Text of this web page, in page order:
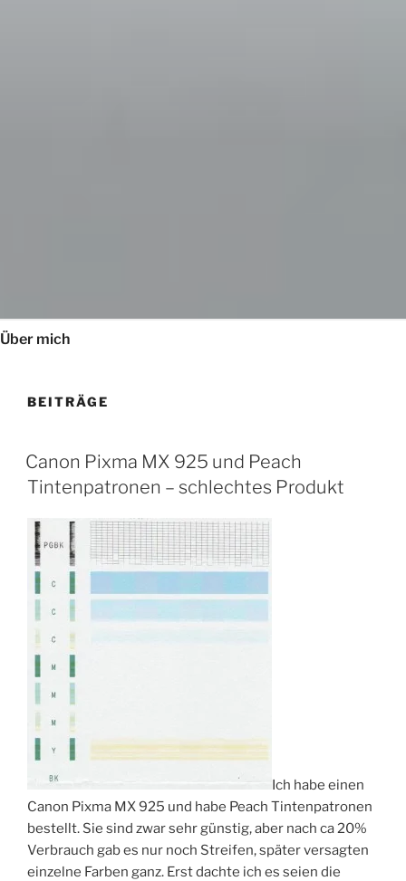
Über mich
BEITRÄGE
VERÖFFENTLICHT
AM
Canon Pixma MX 925 und Peach
Tintenpatronen – schlechtes Produkt
Ich habe einen
Canon Pixma MX 925 und habe Peach Tintenpatronen
bestellt. Sie sind zwar sehr günstig, aber nach ca 20%
Verbrauch gab es nur noch Streifen, später versagten
einzelne Farben ganz. Erst dachte ich es seien die